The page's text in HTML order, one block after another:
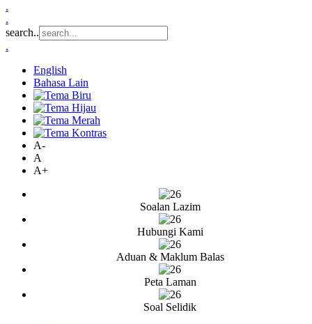
.
.
search..
.
English
Bahasa Lain
A-
A
A+
Soalan Lazim
Hubungi Kami
Aduan & Maklum Balas
Peta Laman
Soal Selidik